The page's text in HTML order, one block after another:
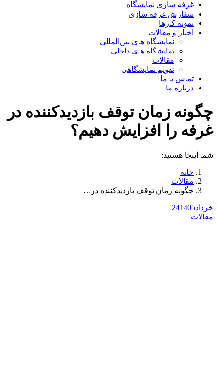
غرفه سازی نمایشگاه
سفارش غرفه سازی
نمونه کارها
اخبار و مقالات
نمایشگاه های بین‌المللی
نمایشگاه های داخلی
مقالات
تقویم نمایشگاهی
تماس با ما
درباره ما
چگونه زمان توقف بازدیدکننده در
غرفه را افزایش دهیم؟
شما اینجا هستید:
خانه
مقالات
چگونه زمان توقف بازدیدکننده در…
خرداد 241405
مقالات